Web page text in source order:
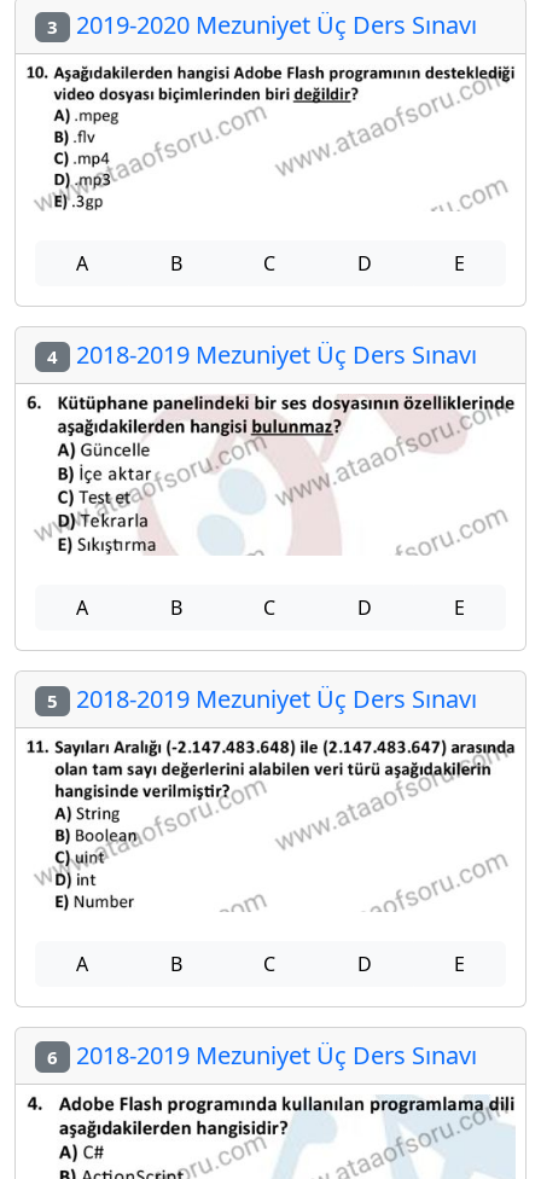
3 2019-2020 Mezuniyet Üç Ders Sınavı
A B C D E
4 2018-2019 Mezuniyet Üç Ders Sınavı
A B C D E
5 2018-2019 Mezuniyet Üç Ders Sınavı
A B C D E
6 2018-2019 Mezuniyet Üç Ders Sınavı